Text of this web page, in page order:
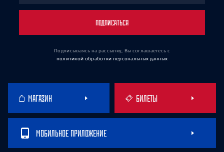
ПОДПИСАТЬСЯ
Подписываясь на рассылку, Вы соглашаетесь с
политикой обработки персональных данных
МАГАЗИН БИЛЕТЫ
МОБИЛЬНОЕ ПРИЛОЖЕНИЕ